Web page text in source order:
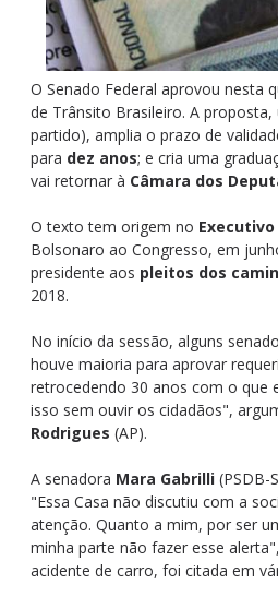
O Senado Federal aprovou nesta
de Trânsito Brasileiro. A
partido), amplia o prazo de
para dez anos; e cria uma
vai retornar à Câmara dos
O texto tem origem no Executivo
Bolsonaro ao Congresso, em
presidente aos pleitos dos
2018.
No início da sessão, alguns
houve maioria para aprovar
retrocedendo 30 anos com o que
isso sem ouvir os cidadãos",
Rodrigues (AP).
A senadora Mara Gabrilli (PSDB-
"Essa Casa não discutiu com a
atenção. Quanto a mim, por ser
minha parte não fazer esse
acidente de carro, foi citada em